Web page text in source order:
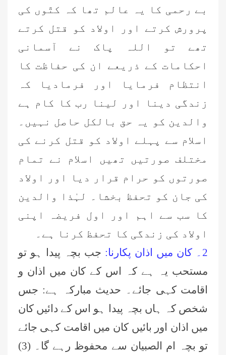
بے رحمی کا یہ عالم تھا کہ کتّوں کی
پرورش کرتے اور اولاد کو قتل کرتے
تھے تو اللہ پاک نے آسمانی
احکامات کے ذریعے ان کی حفاظت کا
انتظام فرمایا اور فرمادیا کہ
زندگی دینا اور لینا رب کا کام ہے
والدین کو یہ حق بالکل حاصل نہیں۔
اسلام سے پہلے اولاد کو قتل کرنے کی
مختلف صورتیں تھیں اسلام نے تمام
صورتوں کو حرام قرار دیا اور اولاد
کی جان کو تحفظ بخشا۔ لہٰذا والدین
کا سب سے اہم اور اول فریضہ اپنی
اولاد کی زندگی کا تحفظ کرنا ہے۔
2۔ کان میں اذان پکارنا:
جب بچہ پیدا ہو تو
مستحب یہ ہے کہ اس کے کان میں اذان و
اقامت کہی جائے۔ حدیث مبارکہ ہے: جس
شخص کہ ہاں بچہ پیدا ہو اس کے دائیں کان
میں اذان اور بائیں کان میں اقامت کہی جائے
تو بچہ ام الصبیان سے محفوظ رہے گا۔ (3)